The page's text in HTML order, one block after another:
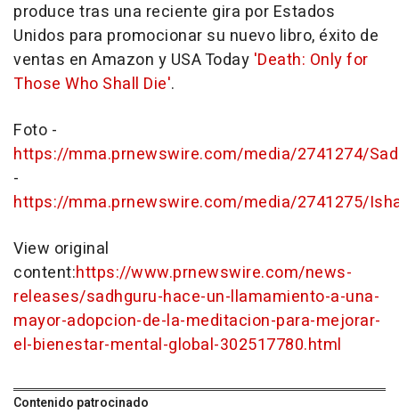
produce tras una reciente gira por Estados
Unidos para promocionar su nuevo libro, éxito de
ventas en Amazon y USAToday 'Death: Only for
Those Who Shall Die'.
Foto -
https://mma.prnewswire.com/media/2741274/
-
https://mma.prnewswire.com/media/2741275/
View original
content:https://www.prnewswire.com/news-
releases/sadhguru-hace-un-llamamiento-a-una-
mayor-adopcion-de-la-meditacion-para-mejorar-
el-bienestar-mental-global-302517780.html
Contenido patrocinado